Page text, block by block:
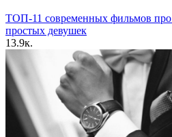
ТОП-11 современных фильмов
простых девушек
13.9к.